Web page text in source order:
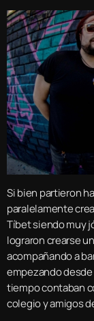
Si bien partieron
paralelamente
Tíbet siendo muy
lograron crearse
acompañando a
empezando desde
tiempo contaban
colegio y amigos